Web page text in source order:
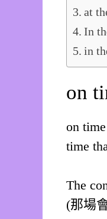
at
In
in
on
on
time
The
(那場